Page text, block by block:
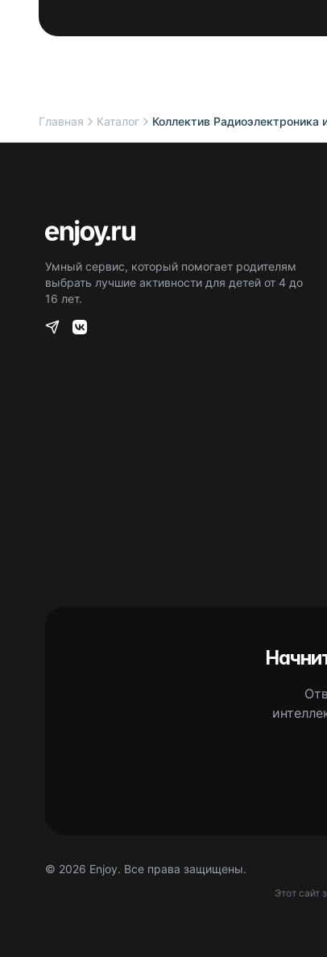
Главная Каталог Коллектив Радиоэлектроника
Умный сервис, который помогает родителям
выбрать лучшие активности для детей от 4 до
16 лет.
© 2026 Enjoy. Все права защищены.
Этот сайт